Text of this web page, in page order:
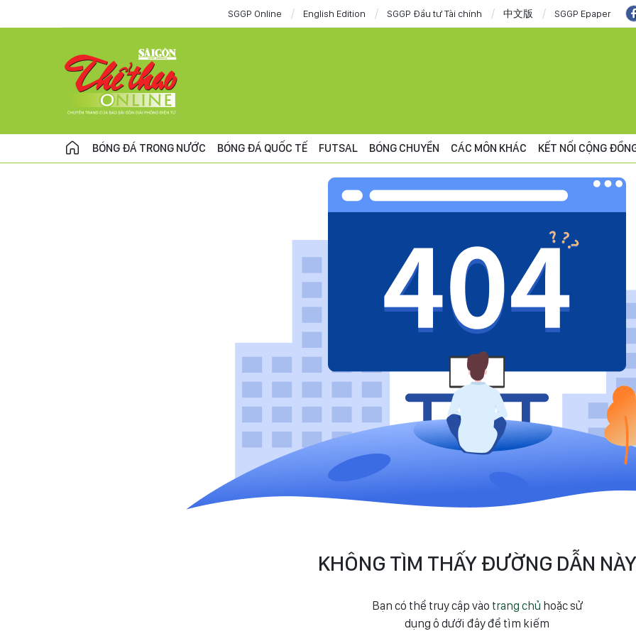
SGGP Online English Edition SGGP Đầu tư Tài chính 中文版 SGGP Epaper
BÓNG ĐÁ TRONG NƯỚC BÓNG ĐÁ QUỐC TẾ FUTSAL BÓNG CHUYỀN CÁC MÔN KHÁC KẾT NỐI CỘNG
KHÔNG TÌM THẤY ĐƯỜNG DẪN NÀY
Bạn có thể truy cập vào trang chủ hoặc sử
dụng ô dưới đây để tìm kiếm